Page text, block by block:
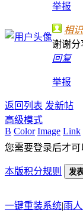
举报
相
谢谢分
回复
举报
返回列表 发新帖
高级模式
B Color Image Link
您需要登录后才可
本版积分规则 发
一键重装系统|雨